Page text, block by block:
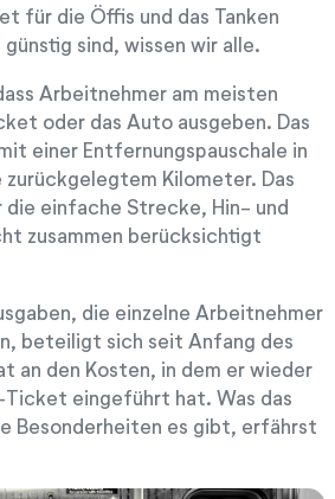
für die Öffis und das Tanken
sind, wissen wir alle.
Arbeitnehmer am meisten
oder das Auto ausgeben. Das
einer Entfernungspauschale in
Kilometer. Das
die einfache Strecke, Hin- und
zusammen berücksichtigt
die einzelne Arbeitnehmer
beteiligt sich seit Anfang des
an den Kosten, in dem er wieder
eingeführt hat. Was das
Besonderheiten es gibt, erfährst